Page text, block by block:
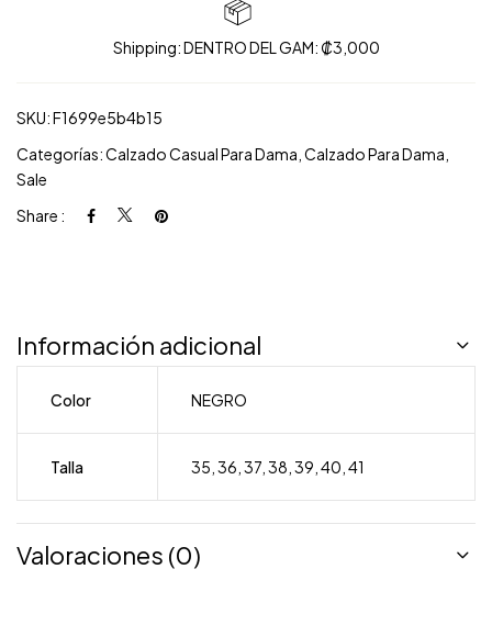
Shipping: DENTRO DEL GAM: ₡3,000
SKU:F1699e5b4b15
Categorías:Calzado Casual Para Dama Calzado Para Dama
Sale
Share :
Información adicional
Color NEGRO
Talla 35 36 37 38 39 40 41
Valoraciones (0)